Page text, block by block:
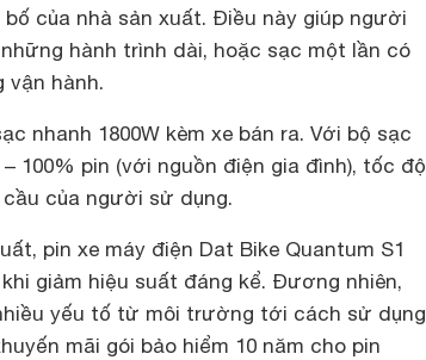
của nhà sản xuất. Điều này giúp người
hành trình dài, hoặc sạc một lần có
vận hành.
nhanh 1800W kèm xe bán ra. Với bộ sạc
100% pin (với nguồn điện gia đình), tốc độ
của người sử dụng.
pin xe máy điện Dat Bike Quantum S1
giảm hiệu suất đáng kể. Đương nhiên,
yếu tố từ môi trường tới cách sử dụng
mãi gói bảo hiểm 10 năm cho pin